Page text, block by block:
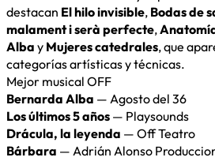
destacan El hilo invisible, Bodas de
malament i serà perfecte,
Alba y Mujeres catedrales, que
categorías artísticas y técnicas.
Mejor musical OFF
Bernarda Alba — Agosto del 36
Los últimos 5 años — Playsounds
Drácula, la leyenda — Off Teatro
Bárbara — Adrián Alonso